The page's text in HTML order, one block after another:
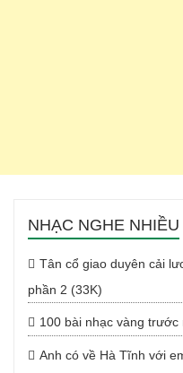
NHẠC NGHE NHIỀU
Tân cổ giao duyên cải
phần 2 (33K)
100 bài nhạc vàng
Anh có về Hà Tĩnh với